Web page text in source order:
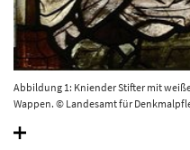
Abbildung 1: Kniender Stifter mit
Wappen. © Landesamt für